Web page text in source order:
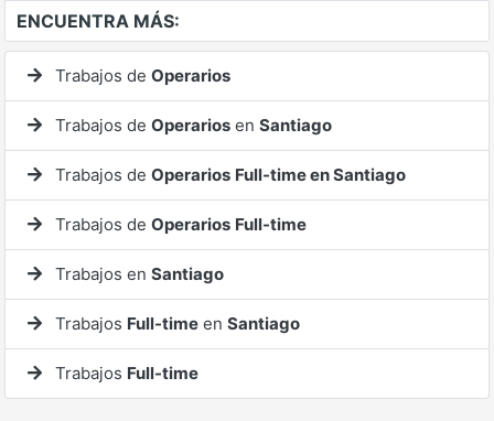
ENCUENTRA MÁS:
Trabajos de Operarios
Trabajos de Operarios en Santiago
Trabajos de Operarios Full-time en Santiago
Trabajos de Operarios Full-time
Trabajos en Santiago
Trabajos Full-time en Santiago
Trabajos Full-time